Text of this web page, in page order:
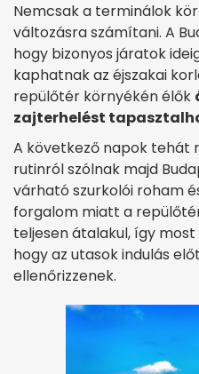
Nemcsak a terminálok
változásra számítani. A
hogy bizonyos járatok
kaphatnak az éjszakai
repülőtér környékén élők
zajterhelést
A következő napok tehát
rutinról szólnak majd
várható szurkolói roham
forgalom miatt a
teljesen átalakul, így
hogy az utasok indulás
ellenőrizzenek.